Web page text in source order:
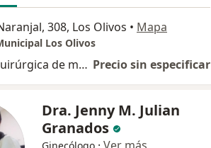
308, Los Olivos • Mapa
Los Olivos
Biópsia quirúrgica de mama Precio sin especificar
Dra. Jenny M. Julian
Granados